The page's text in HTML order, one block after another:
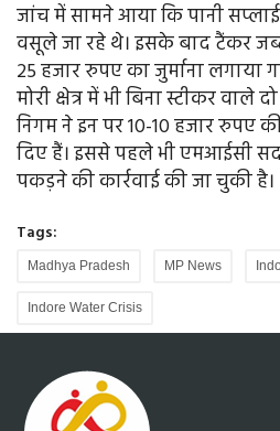
जांच में सामने आया कि पानी
वसूले जा रहे थे। इसके बाद टैंकर
25 हजार रुपए का जुर्माना लगाया
मोरी क्षेत्र में भी बिना स्टीकर
निगम ने इन पर 10-10 हजार रुपए
दिए हैं। इससे पहले भी एमआईसी
पकड़ने की कार्रवाई की जा चुकी है।
Tags:
Madhya Pradesh MP News
Indore Water Crisis